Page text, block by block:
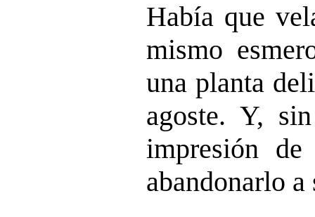
Había que
mismo
una planta
agoste. Y,
impresión de
abandonarlo a